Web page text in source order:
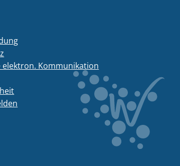
elektron. Kommunikation